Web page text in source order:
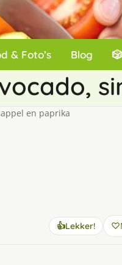
& Foto’s Blog
en paprika
👍Lekker!